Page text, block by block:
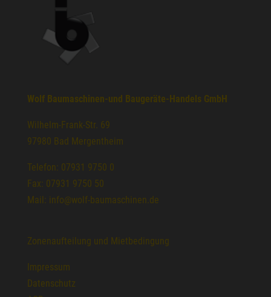
Wolf Baumaschinen-und Baugeräte-Handels GmbH
Wilhelm-Frank-Str. 69
97980 Bad Mergentheim
Telefon: 07931 9750 0
Fax: 07931 9750 50
Mail: info@wolf-baumaschinen.de
Zonenaufteilung und Mietbedingung
Impressum
Datenschutz